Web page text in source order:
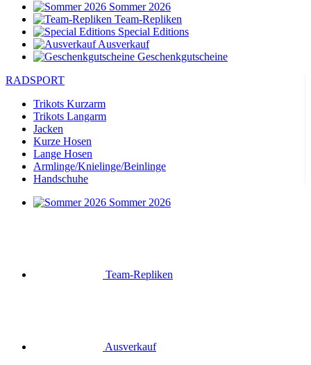
Sommer 2026
Team-Repliken
Special Editions
Ausverkauf
Geschenkgutscheine
RADSPORT
Trikots Kurzarm
Trikots Langarm
Jacken
Kurze Hosen
Lange Hosen
Armlinge/Knielinge/Beinlinge
Handschuhe
Sommer 2026